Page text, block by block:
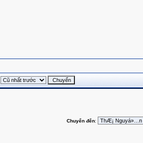
Chuyển đến: